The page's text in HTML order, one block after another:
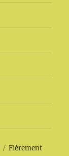
Fièrement